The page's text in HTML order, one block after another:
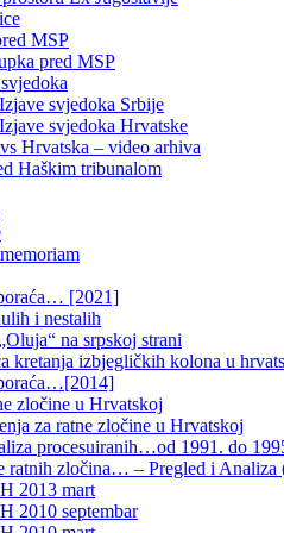
MSP
pred MSP
svjedoka Srbije
svjedoka Hrvatske
Hrvatska – video arhiva
Haškim tribunalom
[2021]
i nestalih
na srpskoj strani
kretanja izbjegličkih kolona u
zločine u Hrvatskoj
za ratne zločine u Hrvatskoj
procesuiranih…od 1991. do
ratnih zločina… – Pregled i Analiza
2013 mart
2010 septembar